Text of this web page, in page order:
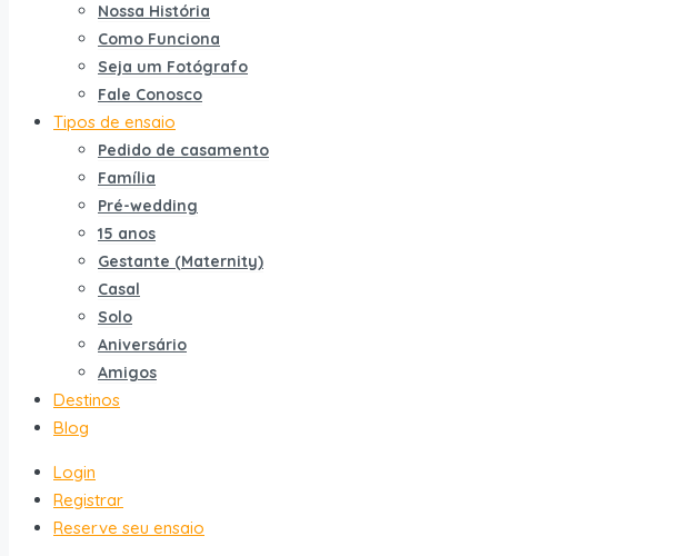
Nossa História
Como Funciona
Seja um Fotógrafo
Fale Conosco
Tipos de ensaio
Pedido de casamento
Família
Pré-wedding
15 anos
Gestante (Maternity)
Casal
Solo
Aniversário
Amigos
Destinos
Blog
Login
Registrar
Reserve seu ensaio